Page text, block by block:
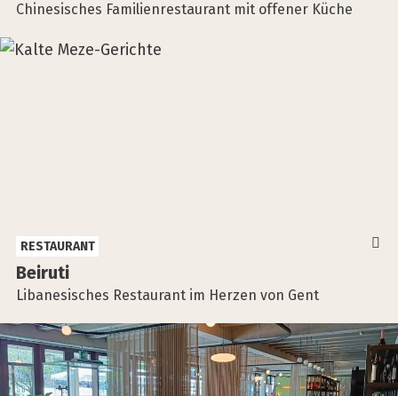
Chinesisches Familienrestaurant mit offener Küche
Bei­ru­ti
Libanesisches Restaurant im Herzen von Gent
RESTAURANT